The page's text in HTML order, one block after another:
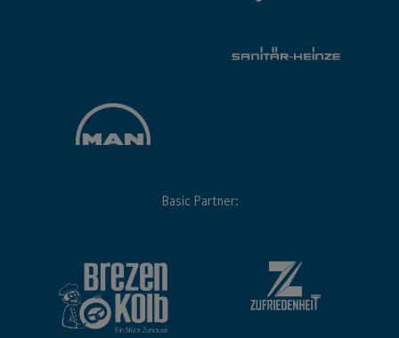
Basic Partner: